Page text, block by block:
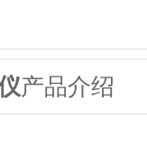
产品介绍